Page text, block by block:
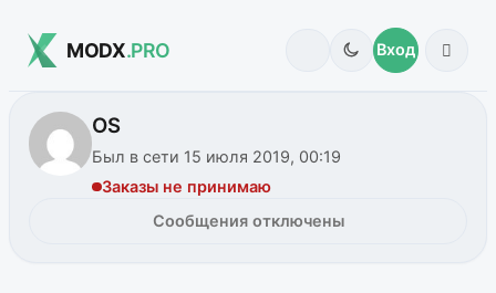
MODX.PRO Вход
OS
Был в сети 15 июля 2019, 00:19
Заказы не принимаю
Сообщения отключены